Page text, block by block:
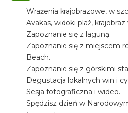
Wrażenia krajobrazowe, w
Avakas, widoki plaż,
Zapoznanie się z laguną.
Zapoznanie się z miejscem
Beach.
Zapoznanie się z górskimi
Degustacja lokalnych win i
Sesja fotograficzna i wideo.
Spędzisz dzień w